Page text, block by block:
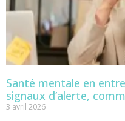
Santé mentale en
signaux d’alerte,
3 avril 2026